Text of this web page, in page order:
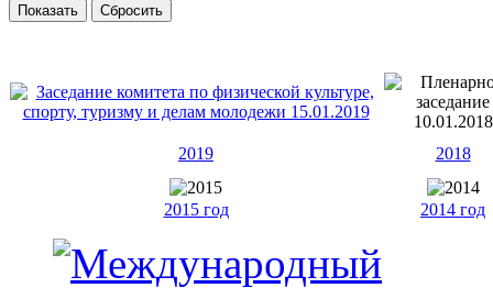
2019 2018
2015 год 2014 год